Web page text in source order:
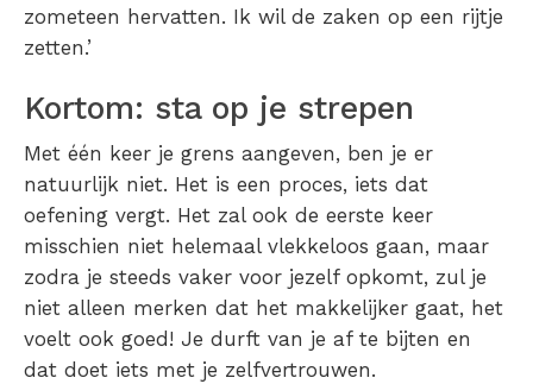
zometeen hervatten. Ik wil de zaken op een rijtje
zetten.’
Kortom: sta op je strepen
Met één keer je grens aangeven, ben je er
natuurlijk niet. Het is een proces, iets dat
oefening vergt. Het zal ook de eerste keer
misschien niet helemaal vlekkeloos gaan, maar
zodra je steeds vaker voor jezelf opkomt, zul je
niet alleen merken dat het makkelijker gaat, het
voelt ook goed! Je durft van je af te bijten en
dat doet iets met je zelfvertrouwen.